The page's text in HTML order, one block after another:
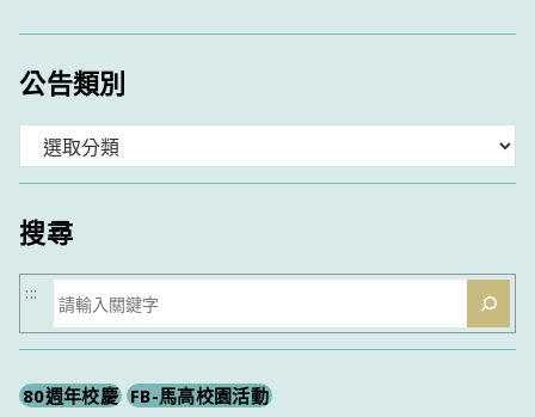
公告類別
類
搜尋
搜
尋
:::
80週年校慶 FB-馬高校園活動